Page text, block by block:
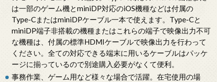
は一部のゲーム機とminiDP対応のiOS機種などは付属の
Type-CまたはminiDPケーブル一本で使えます。Type-Cと
miniDP端子非搭載の機種またはこれらの端子で映像出力不可
な機種は、付属の標準HDMIケーブルで映像出力を行わって
ください。全ての対応できる端末に用いるケーブルはパッケ
ージに揃っているので別途購入必要がなくて便利。
事務作業、ゲーム用など様々な場合で活躍。在宅使用の場